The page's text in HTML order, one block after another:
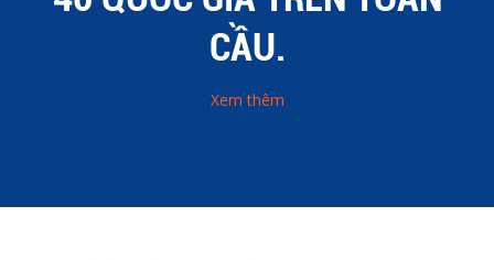
CẦU.
Xem thêm